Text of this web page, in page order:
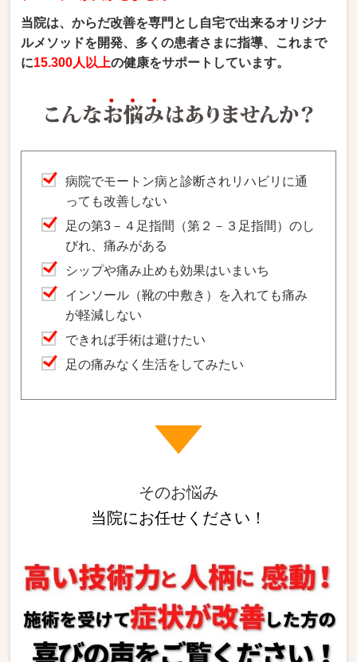
当院は、からだ改善を専門とし自宅で出来るオリジナ
ルメソッドを開発、多くの患者さまに指導、これまで
に15.300人以上の健康をサポートしています。
病院でモートン病と診断されリハビリに通
っても改善しない
足の第3－４足指間（第２－３足指間）のし
びれ、痛みがある
シップや痛み止めも効果はいまいち
インソール（靴の中敷き）を入れても痛み
が軽減しない
できれば手術は避けたい
足の痛みなく生活をしてみたい
そのお悩み
当院にお任せください！